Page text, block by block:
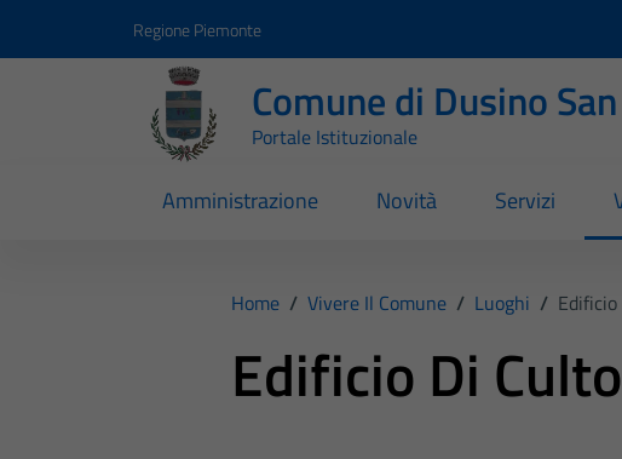
Regione Piemonte
Comune di Dusino
Portale Istituzionale
Amministrazione Novità Servizi
Home / Vivere Il Comune / Luoghi /
Edificio Di Culto